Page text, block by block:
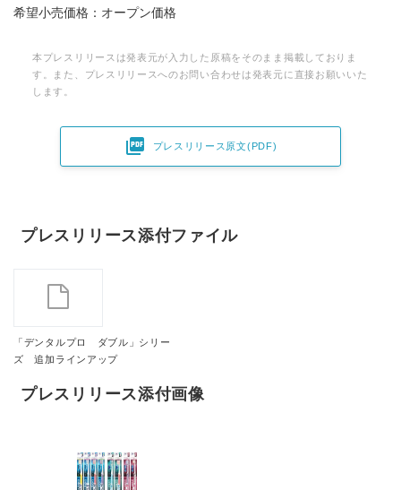
希望小売価格：オープン価格
本プレスリリースは発表元が入力した原稿をそのまま掲載しておりま
す。また、プレスリリースへのお問い合わせは発表元に直接お願いいた
します。
 プレスリリース原文(PDF)
プレスリリース添付ファイル
「デンタルプロ ダブル」シリー
ズ 追加ラインアップ
プレスリリース添付画像